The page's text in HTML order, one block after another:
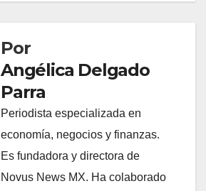
Por
Angélica Delgado
Parra
Periodista especializada en
economía, negocios y finanzas.
Es fundadora y directora de
Novus News MX. Ha colaborado